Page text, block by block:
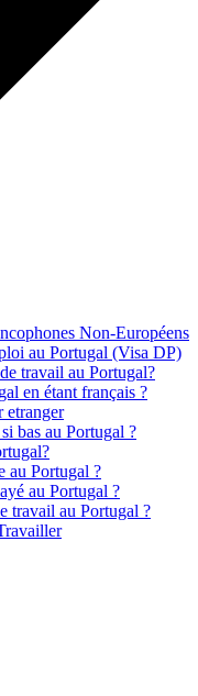
Non-Européens
au Portugal (Visa DP)
travail au Portugal?
en étant français ?
etranger
bas au Portugal ?
au Portugal ?
au Portugal ?
travail au Portugal ?